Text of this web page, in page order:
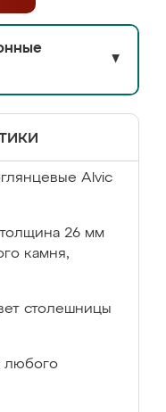
▼
Аlvic
толщина 26 мм
камня,
столешницы
любого